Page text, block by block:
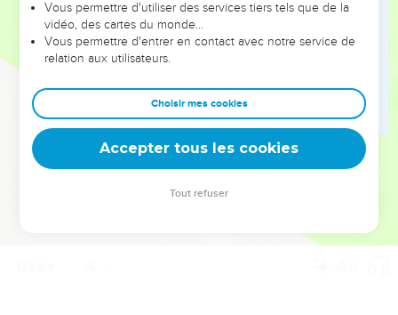
et les saisons difficiles qu'ils ont traversés, alors même que ce
sont elles qui les ont façonnés.
Dans cette conférence, leaders, entrepreneurs, et responsables
clés pour avancer avec plus de sagesse afin que leurs erreurs
deviennent vos tremplins. Que vous guidiez un ministère, une
équipe, un groupe ou une famille, leur expérience est faite
Vous permettre d'utiliser des services tiers tels que de la
vidéo, des cartes du monde…
Vous permettre d'entrer en contact avec notre service de
relation aux utilisateurs.
Choisir mes cookies
Accepter tous les cookies
Tout refuser